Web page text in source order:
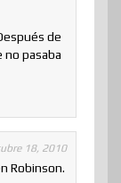
de
no pasaba
18, 2010
Robinson.